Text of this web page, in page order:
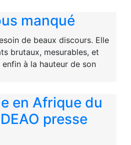
manqué
de beaux discours. Elle
brutaux, mesurables, et
enfin à la hauteur de son
en Afrique du
presse